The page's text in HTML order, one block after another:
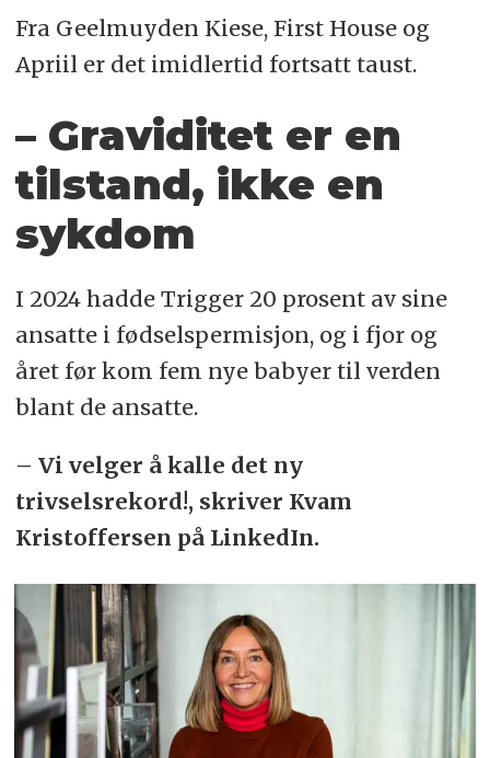
Fra Geelmuyden Kiese, First House og
Apriil er det imidlertid fortsatt taust.
– Graviditet er en
tilstand, ikke en
sykdom
I 2024 hadde Trigger 20 prosent av sine
ansatte i fødselspermisjon, og i fjor og
året før kom fem nye babyer til verden
blant de ansatte.
– Vi velger å kalle det ny
trivselsrekord!, skriver Kvam
Kristoffersen på LinkedIn.